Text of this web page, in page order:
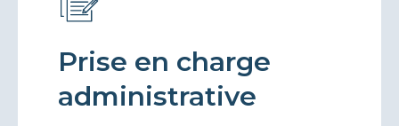
Prise en charge
administrative